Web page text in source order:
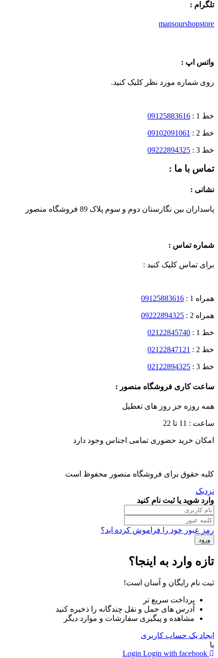
تلگرام :
mansourshopstore
واتس اپ :
روی شماره مورد نظر کلیک کنید.
خط 1 : 09125883616
خط 2 : 09102091061
خط 3 : 09222894325
تماس با ما :
نشانی :
پاسداران بین نگارستان دوم و سوم پلاک 89 فروشگاه منصور
شماره تماس :
برای تماس کلیک کنید :
همراه 1 : 09125883616
همراه 2 : 09222894325
خط 1 : 02122845740
خط 2 : 02122847121
خط 3 : 02122894325
ساعت کاری فروشگاه منصور :
همه روزه جز روز های تعطیل
ساعت : 11 تا 22
امکان خرید حضوری تمامی اجناس وجود دارد
کلیه حقوق برای فروشگاه منصور محفوظ است
نزدیک
وارد شوید یا ثبت نام کنید
رمز عبور خود را فراموش کرده اید؟
تازه وارد به اینجا؟
ثبت نام رایگان و آسان است!
پرداخت سریع تر
آدرس های حمل و نقل چندگانه را ذخیره کنید
مشاهده و پیگیری سفارشات و موارد دیگر
ایجاد یک حساب کاربری
یا
Login Login with facebook